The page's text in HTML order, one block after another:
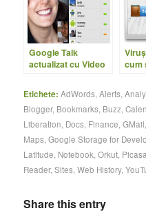
Google Talk
actualizat cu Video
cum
Etichete: AdWords,Alerts,
Blogger, Bookmarks, Buzz,
Liberation, Docs, Finance,GMail,
Maps,Google Storage for
Latitude, Notebook,Orkut,
Reader,Sites,Web History,
Share this entry